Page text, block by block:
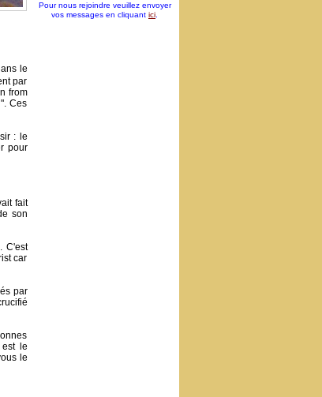
le
par
from
Ces
: le
pour
fait
son
C'est
car
par
est le
le
Pour nous rejoindre veuillez envoyer
vos messages en cliquant ici